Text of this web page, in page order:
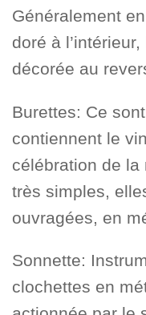
Généralement
doré à
décorée au
Burettes: Ce
contiennent le
célébration de la
très simples,
ouvragées, en
Sonnette:
clochettes en